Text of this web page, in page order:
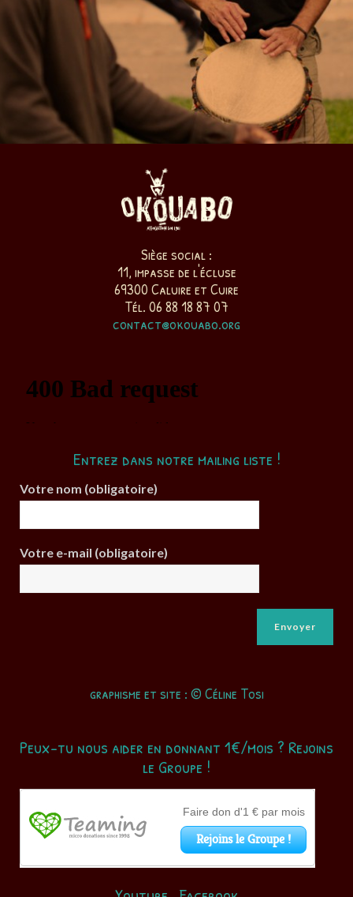
Siège social :
11, impasse de l'écluse
69300 Caluire et Cuire
Tél. 06 88 18 87 07
contact@okouabo.org
Entrez dans notre mailing liste !
Votre nom (obligatoire)
Votre e-mail (obligatoire)
graphisme et site : © Céline Tosi
Peux-tu nous aider en donnant 1€/mois ? Rejoins
le Groupe !